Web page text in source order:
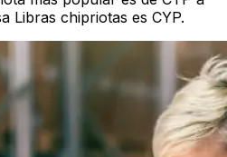
Libras chipriotas es CYP.